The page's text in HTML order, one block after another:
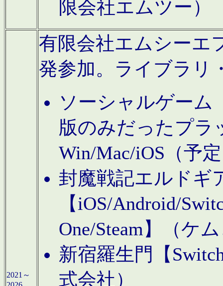
限会社エムツー）
2021～
有限会社エムシーエ
発参加。ライブラリ
ソーシャルゲーム
版のみだったプラ
Win/Mac/iOS（予
封魔戦記エルドギ
【iOS/Android/
One/Steam】（ケ
新宿羅生門【
式会社）